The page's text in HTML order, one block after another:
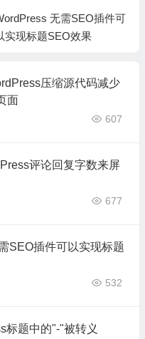
无需SEO插件可
实现标题SEO效果
压缩源代码减少
面
607
评论回复字数来屏
677
SEO插件可以实现标题
532
标题中的"-"被转义